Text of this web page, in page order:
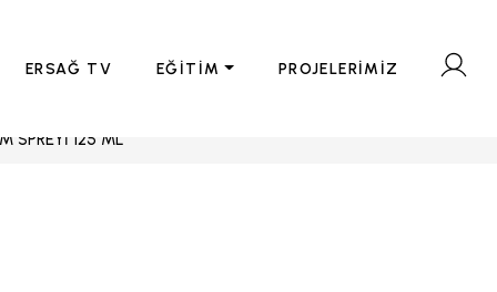
ERSAĞ TV EĞİTİM PROJELERİMİZ
SPREYİ 125 ML